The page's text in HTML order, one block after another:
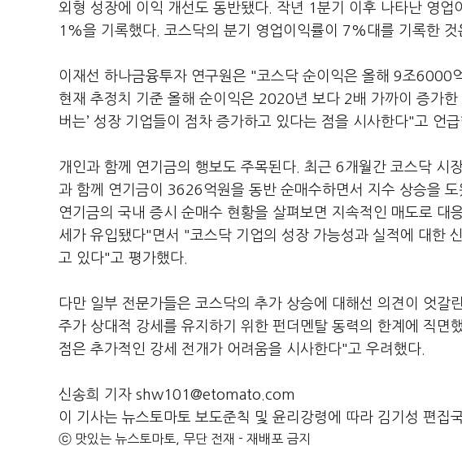
외형 성장에 이익 개선도 동반됐다. 작년 1분기 이후 나타난 영업
1%을 기록했다. 코스닥의 분기 영업이익률이 7%대를 기록한
이재선 하나금융투자 연구원은 "코스닥 순이익은 올해 9조
현재 추정치 기준 올해 순이익은 2020년 보다 2배 가까이 증가
버는’ 성장 기업들이 점차 증가하고 있다는 점을 시사한다"고 언급
개인과 함께 연기금의 행보도 주목된다. 최근 6개월간 코스닥 시
과 함께 연기금이 3626억원을 동반 순매수하면서 지수 상승을
연기금의 국내 증시 순매수 현황을 살펴보면 지속적인 매도로 대
세가 유입됐다"면서 "코스닥 기업의 성장 가능성과 실적에 대한
고 있다"고 평가했다.
다만 일부 전문가들은 코스닥의 추가 상승에 대해선 의견이 엇갈
주가 상대적 강세를 유지하기 위한 펀더멘탈 동력의 한계에 직면
점은 추가적인 강세 전개가 어려움을 시사한다"고 우려했다.
신송희 기자 shw101@etomato.com
이 기사는 뉴스토마토 보도준칙 및 윤리강령에 따라 김기성 편집
ⓒ 맛있는 뉴스토마토, 무단 전재 - 재배포 금지